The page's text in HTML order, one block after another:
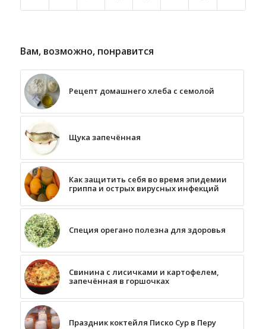
Вам, возможно, понравится
Рецепт домашнего хлеба с семолой
Щука запечённая
Как защитить себя во время эпидемии
гриппа и острых вирусных инфекций
Специя орегано полезна для здоровья
Свинина с лисичками и картофелем,
запечённая в горшочках
Праздник коктейля Писко Сур в Перу